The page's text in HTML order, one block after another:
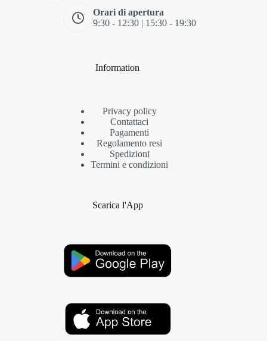
Orari di apertura
9:30 - 12:30 | 15:30 - 19:30
Information
Privacy policy
Contattaci
Pagamenti
Regolamento resi
Spedizioni
Termini e condizioni
Scarica l'App